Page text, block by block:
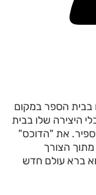
בבית הספר במקום
היצירה שלו בבית
ספיר. את "הדוכס"
הצורך
ברא עולם חדש